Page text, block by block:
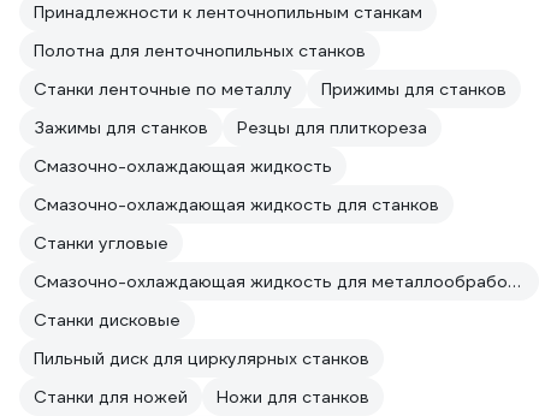
Принадлежности к ленточнопильным станкам
Полотна для ленточнопильных станков
Станки ленточные по металлу
Прижимы для станков
Зажимы для станков
Резцы для плиткореза
Смазочно-охлаждающая жидкость
Смазочно-охлаждающая жидкость для станков
Станки угловые
Смазочно-охлаждающая жидкость для металлообработки
Станки дисковые
Пильный диск для циркулярных станков
Станки для ножей
Ножи для станков